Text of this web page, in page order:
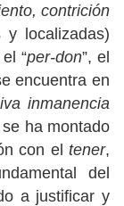
contrición
y localizadas)
“per-don”, el
encuentra en
inmanencia
ha montado
con el tener,
del
a justificar y